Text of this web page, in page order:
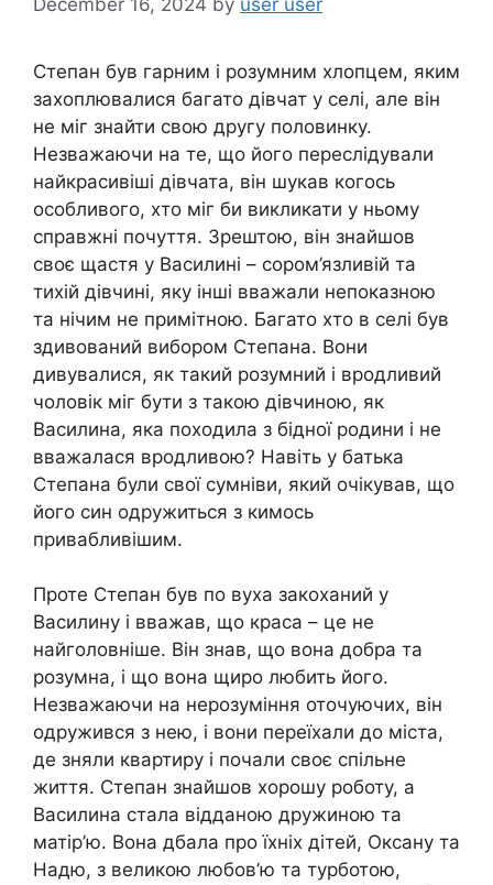
Степан був гарним і розумним хлопцем, яким
захоплювалися багато дівчат у селі, але він
не міг знайти свою другу половинку.
Незважаючи на те, що його переслідували
найкрасивіші дівчата, він шукав когось
особливого, хто міг би викликати у ньому
справжні почуття. Зрештою, він знайшов
своє щастя у Василині – сором’язливій та
тихій дівчині, яку інші вважали непоказною
та нічим не примітною. Багато хто в селі був
здивований вибором Степана. Вони
дивувалися, як такий розумний і вродливий
чоловік міг бути з такою дівчиною, як
Василина, яка походила з бідної родини і не
вважалася вродливою? Навіть у батька
Степана були свої сумніви, який очікував, що
його син одружиться з кимось
привабливішим.
Проте Степан був по вуха закоханий у
Василину і вважав, що краса – це не
найголовніше. Він знав, що вона добра та
розумна, і що вона щиро любить його.
Незважаючи на нерозуміння оточуючих, він
одружився з нею, і вони переїхали до міста,
де зняли квартиру і почали своє спільне
життя. Степан знайшов хорошу роботу, а
Василина стала відданою дружиною та
матір’ю. Вона дбала про їхніх дітей, Оксану та
Надю, з великою любов’ю та турботою,